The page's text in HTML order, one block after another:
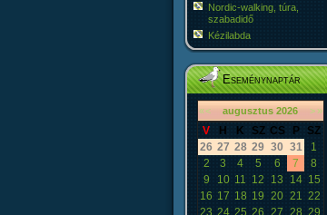
Nordic-walking, túra,
szabadidő
Kézilabda
Eseménynaptár
«< augusztus 2026 >»
V H K SZ CS P
SZ
26 27 28 29 30 31
1
2
3 4 5 6 7
8
9
10 11 12 13 14 15
16 17 18 19 20 21 22
23 24 25 26 27 28 29